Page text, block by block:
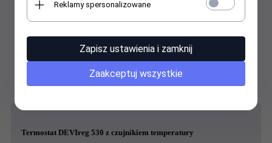
Zastosowanie maty grzewczej:
stosowana również przy renowacji starych podłóg
DEVIwarranty.
Termostat DEVIreg 530 z czujnikiem temperatury
Reklamy spersonalizowane
Zapisz ustawienia i zamknij
Zaakceptuj wszystkie